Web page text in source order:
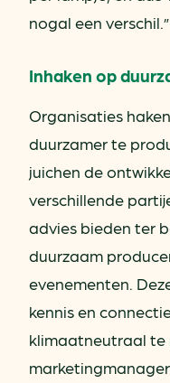
nogal een verschil.”
Inhaken op
Organisaties
duurzamer te
juichen de
verschillende
advies bieden ter
duurzaam
evenementen.
kennis en
klimaatneutraal te